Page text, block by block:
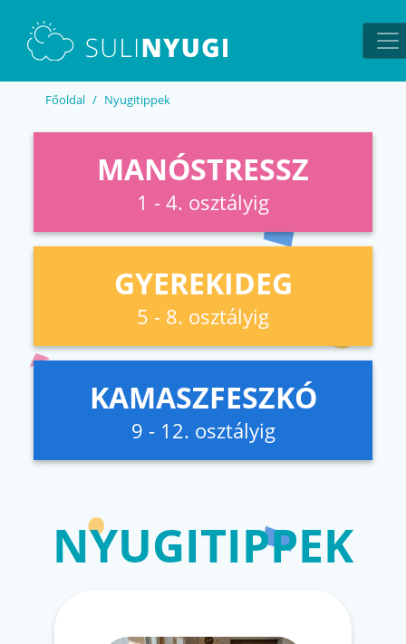
Főoldal Nyugitippek
MANÓSTRESSZ
1 - 4. osztályig
GYEREKIDEG
5 - 8. osztályig
KAMASZFESZKÓ
9 - 12. osztályig
NYUGITIPPEK